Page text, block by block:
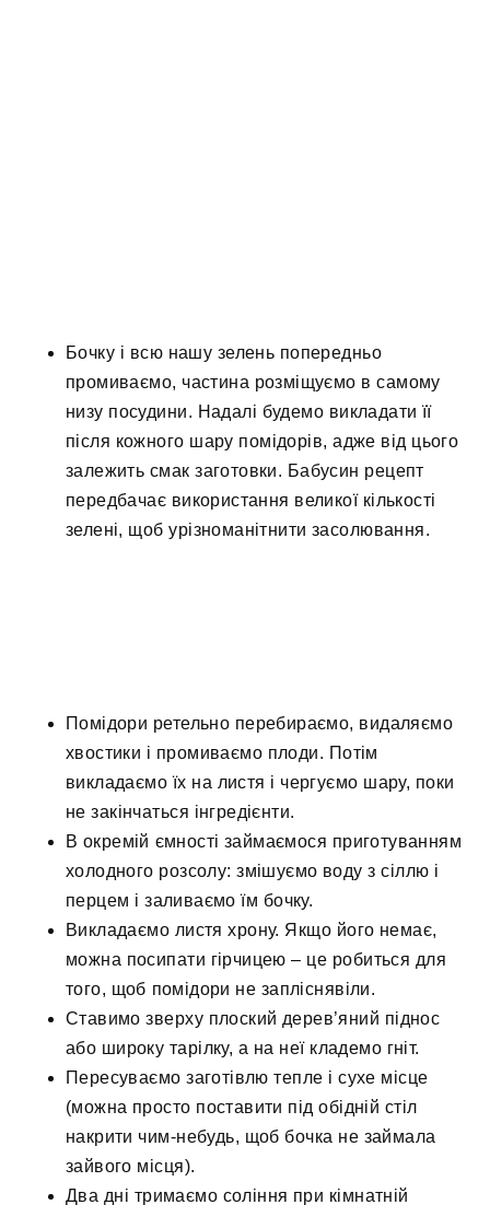
Бочку і всю нашу зелень попередньо
промиваємо, частина розміщуємо в самому
низу посудини. Надалі будемо викладати її
після кожного шару помідорів, адже від цього
залежить смак заготовки. Бабусин рецепт
передбачає використання великої кількості
зелені, щоб урізноманітнити засолювання.
Помідори ретельно перебираємо, видаляємо
хвостики і промиваємо плоди. Потім
викладаємо їх на листя і чергуємо шару, поки
не закінчаться інгредієнти.
В окремій ємності займаємося приготуванням
холодного розсолу: змішуємо воду з сіллю і
перцем і заливаємо їм бочку.
Викладаємо листя хрону. Якщо його немає,
можна посипати гірчицею – це робиться для
того, щоб помідори не запліснявіли.
Ставимо зверху плоский дерев’яний піднос
або широку тарілку, а на неї кладемо гніт.
Пересуваємо заготівлю тепле і сухе місце
(можна просто поставити під обідній стіл
накрити чим-небудь, щоб бочка не займала
зайвого місця).
Два дні тримаємо соління при кімнатній